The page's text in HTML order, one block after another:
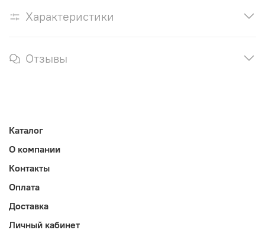
Характеристики
Отзывы
Каталог
О компании
Контакты
Оплата
Доставка
Личный кабинет